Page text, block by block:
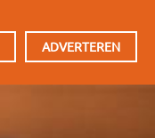
ADVERTEREN